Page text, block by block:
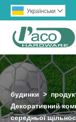
Українськи 
будинки >
Декоративний
середньої